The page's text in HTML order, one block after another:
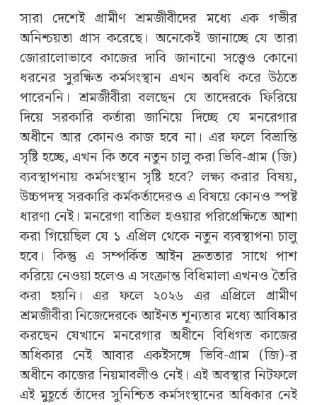
সারা দেশেই গ্রামীণ শ্রমজীবীদের মধ্যে এক গভীর
অনিশ্চয়তা গ্রাস করেছে। অনেকেই জানাচ্ছে যে তারা
জোরালোভাবে কাজের দাবি জানানো সত্ত্বেও কোনো
ধরনের সুরক্ষিত কর্মসংস্থান এখন অবধি করে উঠতে
পারেননি। শ্রমজীবীরা বলছেন যে তাদেরকে ফিরিয়ে
দিয়ে সরকারি কর্তারা জানিয়ে দিচ্ছে যে মনরেগার
অধীনে আর কোন‌ও কাজ হবে না। এর ফলে বিভ্রান্তি
সৃষ্টি হচ্ছে, এখন কি তবে নতুন চালু করা ভিবি-গ্রাম (জি)
ব্যবস্থাপনায় কর্মসংস্থান সৃষ্টি হবে? লক্ষ্য করার বিষয়,
উচ্চপদস্থ সরকারি কর্মকর্তাদেরও এ বিষয়ে কোনও স্পষ্ট
ধারণা নেই। মনরেগা বাতিল হওয়ার পরিপ্রেক্ষিতে আশা
করা গিয়েছিল যে ১ এপ্রিল থেকে নতুন ব্যবস্থাপনা চালু
হবে। কিন্তু এ সম্পর্কিত আইন দ্রুততার সাথে পাশ
করিয়ে নেওয়া হলেও এ সংক্রান্ত বিধিমালা এখনও তৈরি
করা হয়নি। এর ফলে ২০২৬ এর এপ্রিলে গ্রামীণ
শ্রমজীবীরা নিজেদেরকে আইনত শূন্যতার মধ্যে আবিষ্কার
করছেন যেখানে মনরেগার অধীনে বিধিগত কাজের
অধিকার নেই আবার একইসঙ্গে ভিবি-গ্রাম (জি)-র
অধীনে কাজের নিয়মাবলীও নেই। এই অবস্থার নিটফলে
এই মুহূর্তে তাঁদের সুনিশ্চিত কর্মসংস্থানের অধিকার নেই